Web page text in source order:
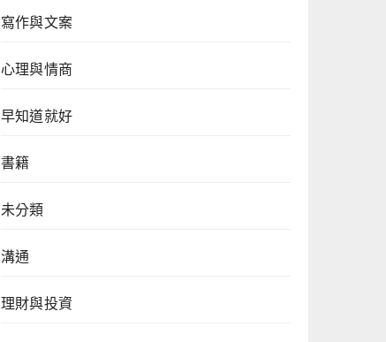
寫作與文案
心理與情商
早知道就好
書籍
未分類
溝通
理財與投資